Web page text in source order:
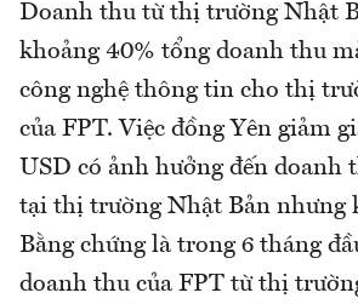
Doanh thu từ thị trường Nhật
khoảng 40% tổng doanh thu
công nghệ thông tin cho thị
của FPT. Việc đồng Yên giảm
USD có ảnh hưởng đến doanh
tại thị trường Nhật Bản nhưng
Bằng chứng là trong 6 tháng
doanh thu của FPT từ thị